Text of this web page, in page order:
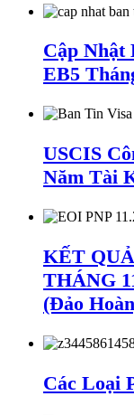
Cập Nhật
EB5
USCIS
Năm Tài
KẾT
THÁNG
(Đảo
Các Loại